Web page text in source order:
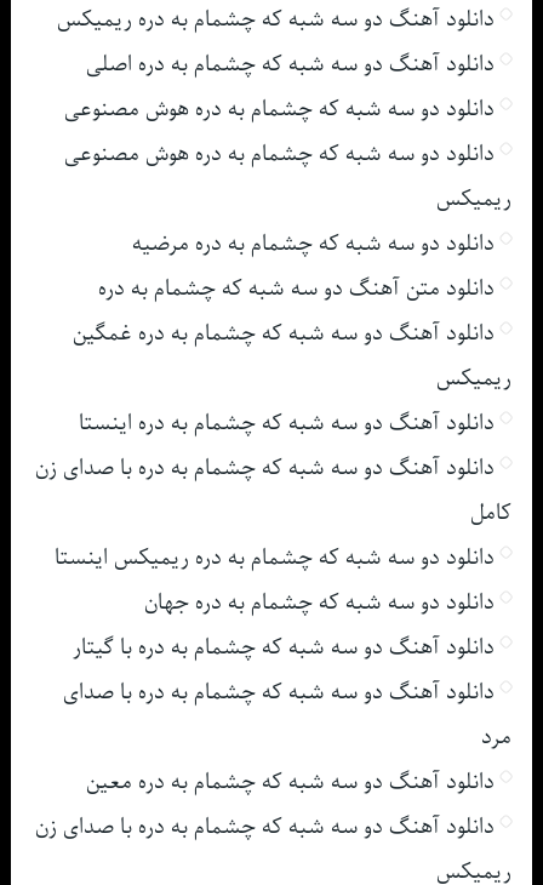
دانلود آهنگ دو سه شبه که چشمام به دره ریمیکس
دانلود آهنگ دو سه شبه که چشمام به دره اصلی
دانلود دو سه شبه که چشمام به دره هوش مصنوعی
دانلود دو سه شبه که چشمام به دره هوش مصنوعی
ریمیکس
دانلود دو سه شبه که چشمام به دره مرضیه
دانلود متن آهنگ دو سه شبه که چشمام به دره
دانلود آهنگ دو سه شبه که چشمام به دره غمگین
ریمیکس
دانلود آهنگ دو سه شبه که چشمام به دره اینستا
دانلود آهنگ دو سه شبه که چشمام به دره با صدای زن
کامل
دانلود دو سه شبه که چشمام به دره ریمیکس اینستا
دانلود دو سه شبه که چشمام به دره جهان
دانلود آهنگ دو سه شبه که چشمام به دره با گیتار
دانلود آهنگ دو سه شبه که چشمام به دره با صدای
مرد
دانلود آهنگ دو سه شبه که چشمام به دره معین
دانلود آهنگ دو سه شبه که چشمام به دره با صدای زن
ریمیکس